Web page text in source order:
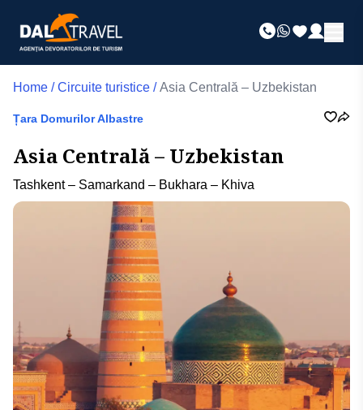
Home / Circuite turistice / Asia Centrală – Uzbekistan
Țara Domurilor Albastre
Asia Centrală – Uzbekistan
Tashkent – Samarkand – Bukhara – Khiva